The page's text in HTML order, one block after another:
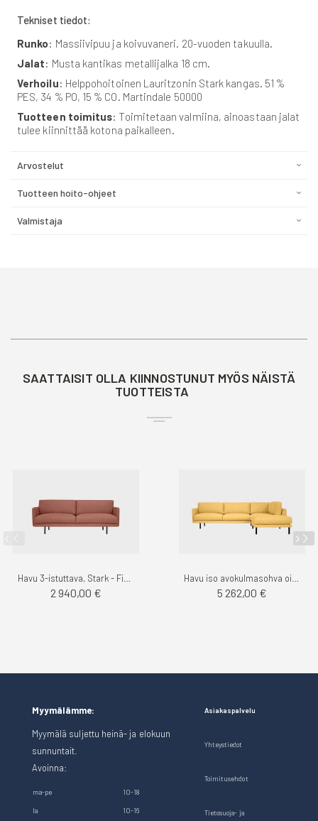
Tekniset tiedot:
Runko: Massiivipuu ja koivuvaneri. 20-vuoden takuulla.
Jalat: Musta kantikas metallijalka 18 cm.
Verhoilu: Helppohoitoinen Lauritzonin Stark kangas. 51 %
PES, 34 % PO, 15 % CO. Martindale 50000
Tuotteen toimitus: Toimitetaan valmiina, ainoastaan jalat
tulee kiinnittää kotona paikalleen.
Arvostelut
Tuotteen hoito-ohjeet
Valmistaja
SAATTAISIT OLLA KIINNOSTUNUT MYÖS NÄISTÄ
TUOTTEISTA
2 940,00 € 5 262,00 €
Myymälämme:
Myymälä suljettu heinä- ja elokuun
sunnuntait.
Avoinna:
ma-pe 10-18
la 10-16
Asiakaspalvelu
Yhteystiedot
Toimitusehdot
Tietosuoja- ja